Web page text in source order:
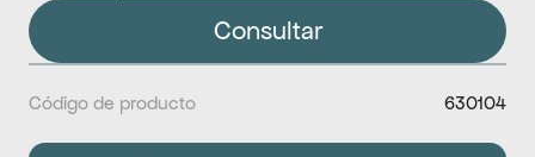
Consultar
Código de producto 630104